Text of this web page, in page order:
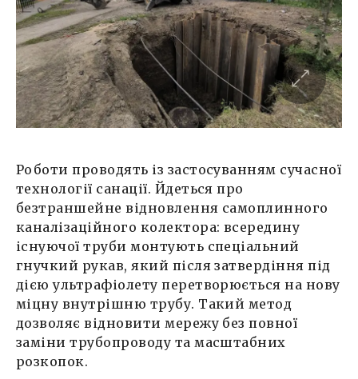
Роботи проводять із застосуванням сучасної
технології санації. Йдеться про
безтраншейне відновлення самоплинного
каналізаційного колектора: всередину
існуючої труби монтують спеціальний
гнучкий рукав, який після затвердіння під
дією ультрафіолету перетворюється на нову
міцну внутрішню трубу. Такий метод
дозволяє відновити мережу без повної
заміни трубопроводу та масштабних
розкопок.